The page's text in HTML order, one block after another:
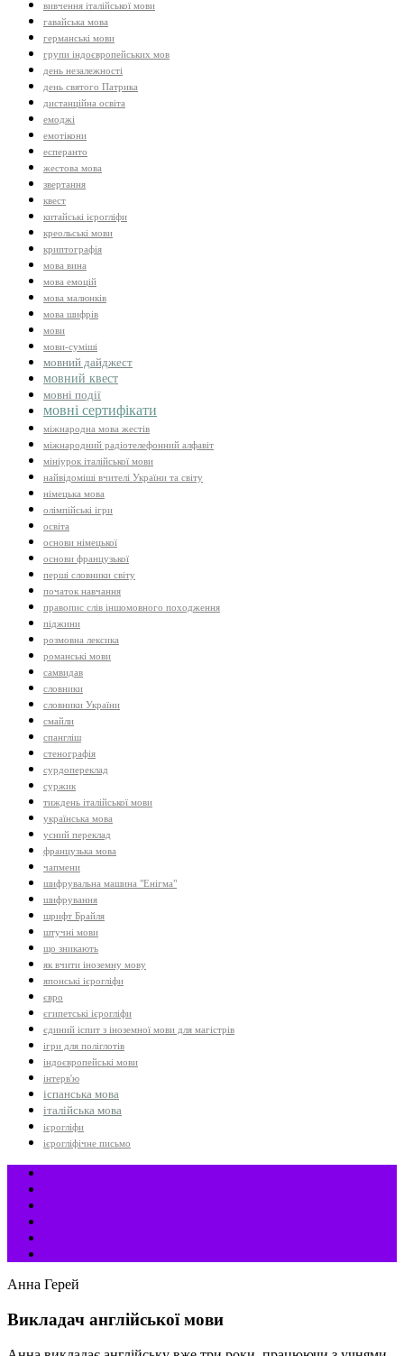
вивчення італійської мови
гавайська мова
германські мови
групи індоєвропейських мов
день незалежності
день святого Патрика
дистанційна освіта
емоджі
емотікони
есперанто
жестова мова
звертання
квест
китайські ієрогліфи
креольські мови
криптографія
мова вина
мова емоцій
мова малюнків
мова шифрів
мови
мови-суміші
мовний дайджест
мовний квест
мовні події
мовні сертифікати
міжнародна мова жестів
міжнародний радіотелефонний алфавіт
мініурок італійської мови
найвідоміші вчителі України та світу
німецька мова
олімпійські ігри
освіта
основи німецької
основи французької
перші словники світу
початок навчання
правопис слів іншомовного походження
піджини
розмовна лексика
романські мови
самвидав
словники
словники України
смайли
спангліш
стенографія
сурдопереклад
суржик
тиждень італійської мови
українська мова
усний переклад
французька мова
чапмени
шифрувальна машина "Енігма"
шифрування
шрифт Брайля
штучні мови
що зникають
як вчити іноземну мову
японські ієрогліфи
євро
єгипетські ієрогліфи
єдиний іспит з іноземної мови для магістрів
ігри для поліглотів
індоєвропейські мови
інтерв'ю
іспанська мова
італійська мова
ієрогліфи
ієрогліфічне письмо
Анна Герей
Викладач англійської мови